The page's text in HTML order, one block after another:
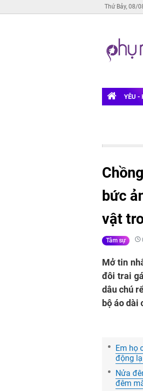
Thứ Bảy, 08/
YÊU -
bức
vật
Tâm sự
Mở tin
đôi trai
dâu chú
bộ áo dài
Em họ
động
Nửa
đêm